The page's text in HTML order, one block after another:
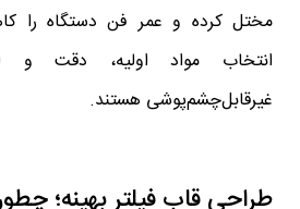
مختل کرده و عمر فن دستگاه را
انتخاب مواد اولیه، دقت و
غیرقابل‌چشم‌پوشی هستند.
طراحی قاب فیلتر بهینه؛